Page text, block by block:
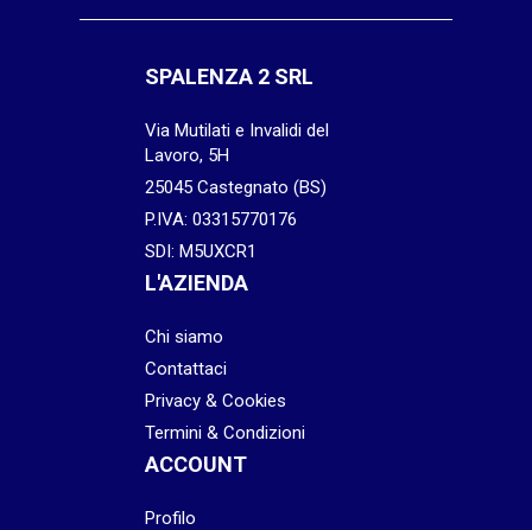
SPALENZA 2 SRL
Via Mutilati e Invalidi del
Lavoro, 5H
25045 Castegnato (BS)
P.IVA: 03315770176
SDI: M5UXCR1
L'AZIENDA
Chi siamo
Contattaci
Privacy & Cookies
Termini & Condizioni
ACCOUNT
Profilo